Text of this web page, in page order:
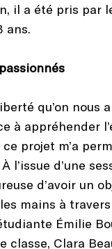
il a été pris par
ans.
qu’on nous
à appréhender
projet m’a
l’issue d’une
d’avoir un
mains à
Émilie
classe, Clara